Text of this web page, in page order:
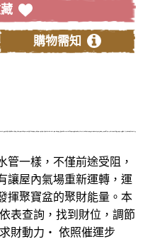
購物需知
管一樣，不僅前途受阻，
讓屋內氣場重新運轉，運
揮聚寶盆的聚財能量。本
表查詢，找到財位，調節
財動力・ 依照催運步